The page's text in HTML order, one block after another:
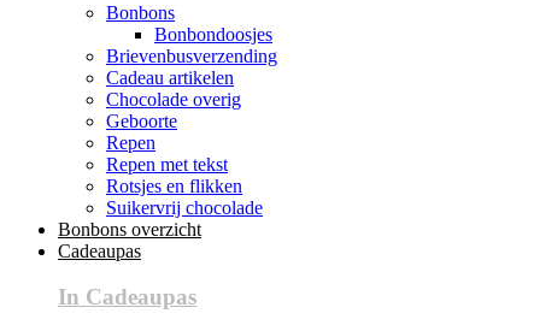
Bonbons
Bonbondoosjes
Brievenbusverzending
Cadeau artikelen
Chocolade overig
Geboorte
Repen
Repen met tekst
Rotsjes en flikken
Suikervrij chocolade
Bonbons overzicht
Cadeaupas
In Cadeaupas